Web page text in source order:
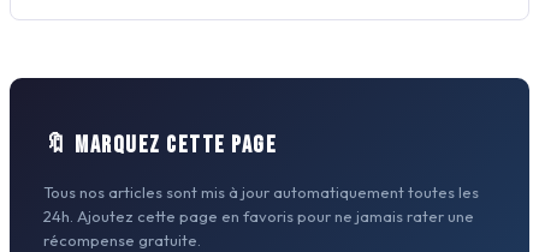
🔖 MARQUEZ CETTE PAGE
Tous nos articles sont mis à jour automatiquement toutes les
24h. Ajoutez cette page en favoris pour ne jamais rater une
récompense gratuite.